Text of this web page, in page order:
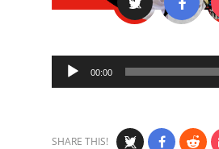
Audio
Player
00:00
SHARE THIS!